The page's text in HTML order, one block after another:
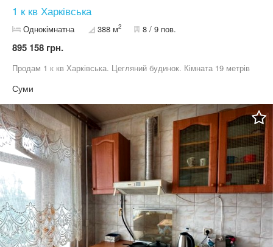
1 к кв Харківська
Однокімнатна 388 м2 8 / 9 пов.
895 158 грн.
Продам 1 к кв Харківська. Цегляний будинок. Кімната 19 метрів
Суми